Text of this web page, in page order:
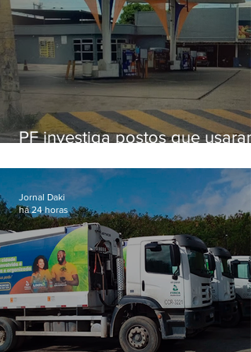
PF investiga postos que usaram
secretário morto em 2020
Jornal Daki
há 24 horas